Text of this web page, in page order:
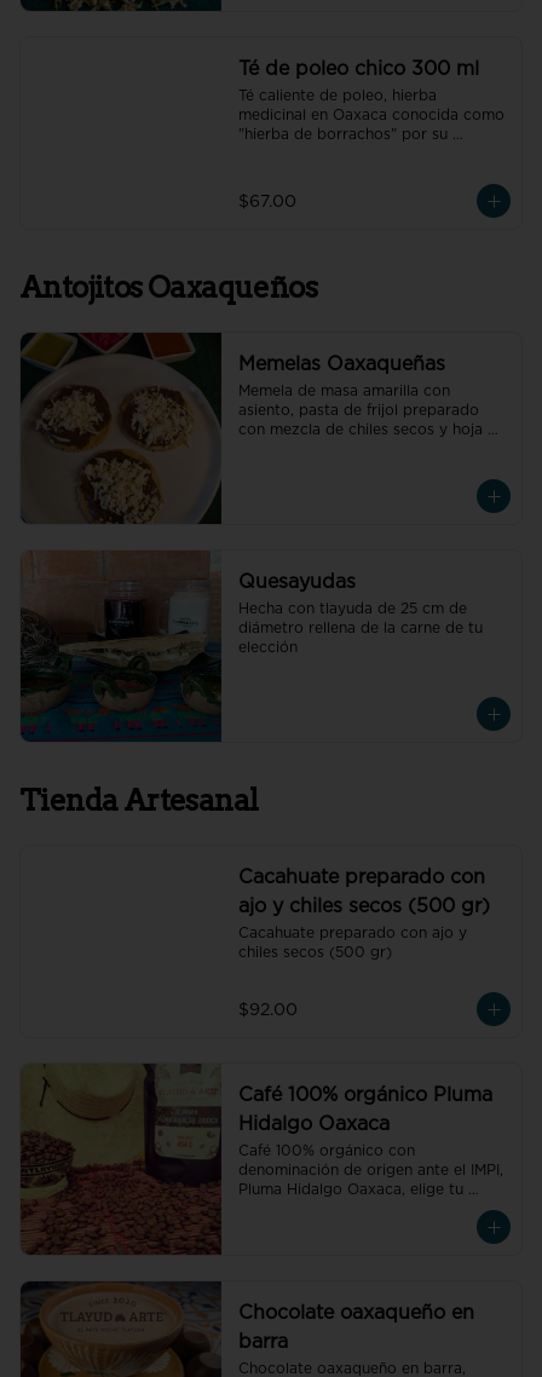
Té de poleo chico 300 ml
Té caliente de poleo, hierba
medicinal en Oaxaca conocida como
"hierba de borrachos" por su
$67.00
Antojitos Oaxaqueños
Memelas Oaxaqueñas
Memela de masa amarilla con
asiento, pasta de frijol preparado
con mezcla de chiles secos y hoja de
Quesayudas
Hecha con tlayuda de 25 cm de
diámetro rellena de la carne de tu
elección
Tienda Artesanal
Cacahuate preparado con
ajo y chiles secos (500 gr)
Cacahuate preparado con ajo y
chiles secos (500 gr)
$92.00
Café 100% orgánico Pluma
Hidalgo Oaxaca
Café 100% orgánico con
denominación de origen ante el IMPI,
Pluma Hidalgo Oaxaca, elige tu
Chocolate oaxaqueño en
barra
Chocolate oaxaqueño en barra,